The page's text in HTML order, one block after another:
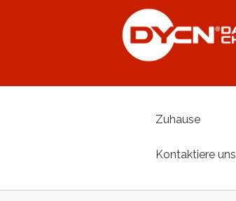
Zuhause
Kontaktiere uns